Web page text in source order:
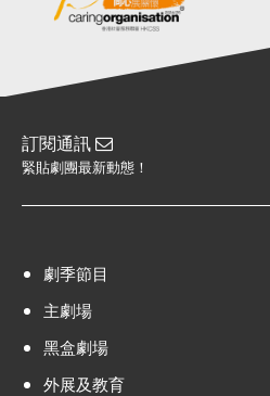
訂閱通訊
緊貼劇團最新動態！
劇季節目
主劇場
黑盒劇場
外展及教育